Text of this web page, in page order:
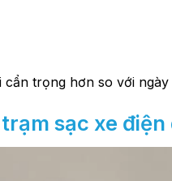
trọng hơn so với
sạc xe điện